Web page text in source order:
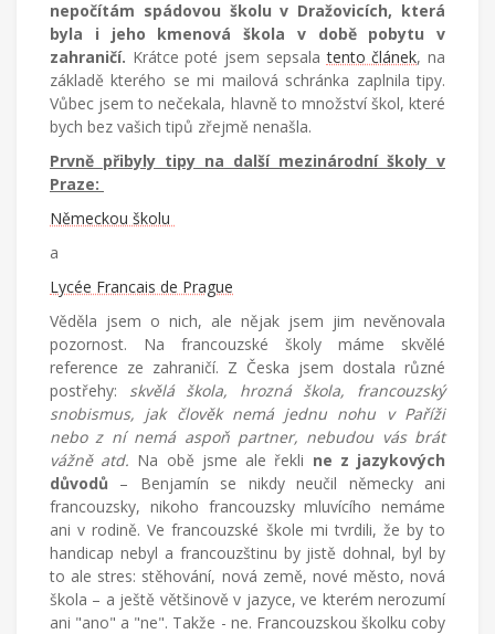
nepočítám spádovou školu v Dražovicích, která
byla i jeho kmenová škola v době pobytu v
zahraničí. Krátce poté jsem sepsalatento článek, na
základě kterého se mi mailová schránka zaplnila tipy.
Vůbec jsem to nečekala, hlavně to množství škol, které
bych bez vašich tipů zřejmě nenašla.
Prvně přibyly tipy na další mezinárodní školy v
Praze:
Německou školu
a
Lycée Francais de Prague
Věděla jsem o nich, ale nějak jsem jim nevěnovala
pozornost. Na francouzské školy máme skvělé
reference ze zahraničí. Z Česka jsem dostala různé
postřehy: skvělá škola, hrozná škola, francouzský
snobismus, jak člověk nemá jednu nohu v Paříži
nebo z ní nemá aspoň partner, nebudou vás brát
vážně atd. Na obě jsme ale řekli ne z jazykových
důvodů – Benjamín se nikdy neučil německy ani
francouzsky, nikoho francouzsky mluvícího nemáme
ani v rodině. Ve francouzské škole mi tvrdili, že by to
handicap nebyl a francouzštinu by jistě dohnal, byl by
to ale stres: stěhování, nová země, nové město, nová
škola – a ještě většinově v jazyce, ve kterém nerozumí
ani "ano" a "ne". Takže - ne. Francouzskou školku coby